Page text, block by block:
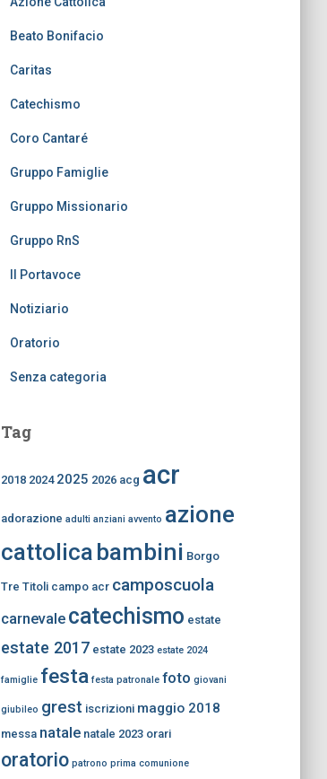
Beato Bonifacio
Caritas
Catechismo
Coro Cantaré
Gruppo Famiglie
Gruppo Missionario
Gruppo RnS
Il Portavoce
Notiziario
Oratorio
Senza categoria
Tag
2018 2024 2025 2026 acg acr
adorazione adulti anziani avvento azione
cattolica bambini Borgo
Tre Titoli campo acr camposcuola
carnevale catechismo estate
estate 2017 estate 2023 estate 2024
famiglie festa festa patronale foto giovani
giubileo grest iscrizioni maggio 2018
messa natale natale 2023 orari
oratorio patrono prima comunione